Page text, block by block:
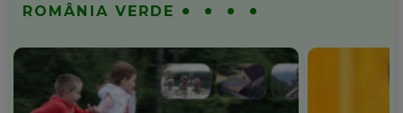
ROMÂNIA VERDE